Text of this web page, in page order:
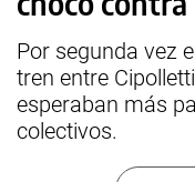
Por segunda vez
tren entre
esperaban más
colectivos.